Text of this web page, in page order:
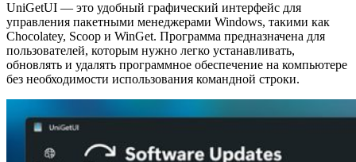
UniGetUI — это удобный графический интерфейс для
управления пакетными менеджерами Windows, такими как
Chocolatey, Scoop и WinGet. Программа предназначена для
пользователей, которым нужно легко устанавливать,
обновлять и удалять программное обеспечение на компьютере
без необходимости использования командной строки.